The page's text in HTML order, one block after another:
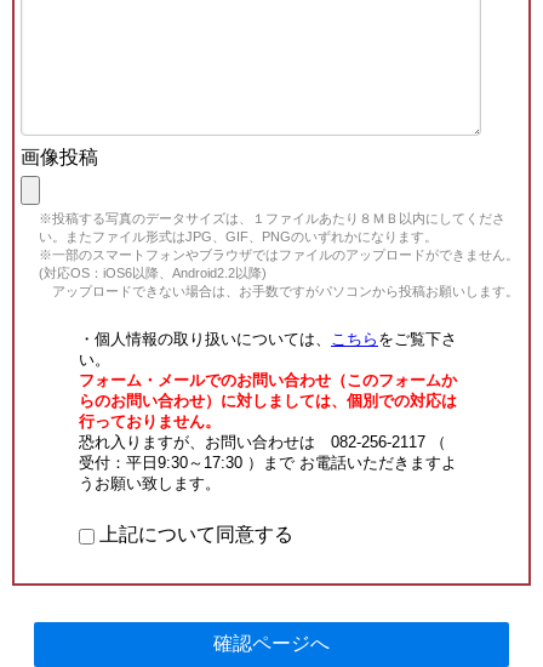
画像投稿
※投稿する写真のデータサイズは、１ファイルあたり８ＭＢ以内にしてくださ
い。またファイル形式はJPG、GIF、PNGのいずれかになります。
※一部のスマートフォンやブラウザではファイルのアップロードができません。
(対応OS：iOS6以降、Android2.2以降)
アップロードできない場合は、お手数ですがパソコンから投稿お願いします。
・個人情報の取り扱いについては、 こちら をご覧下さ
い。
フォーム・メールでのお問い合わせ（このフォームか
らのお問い合わせ）に対しましては、個別での対応は
行っておりません。
恐れ入りますが、お問い合わせは 082-256-2117 （
受付：平日9:30～17:30 ）まで お電話いただきますよ
うお願い致します。
上記について同意する
確認ページへ